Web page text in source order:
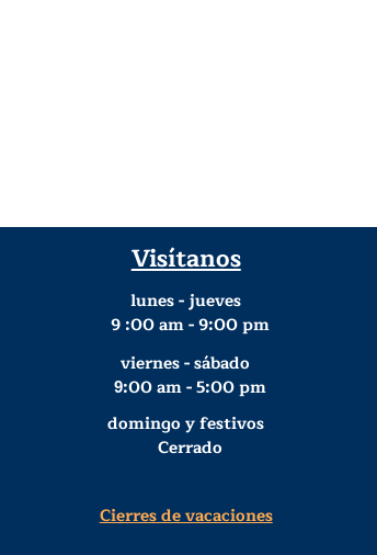
Visítanos
lunes - jueves
9 :00 am - 9:00 pm
viernes - sábado
9:00 am - 5:00 pm
domingo y festivos
Cerrado
Cierres de vacaciones